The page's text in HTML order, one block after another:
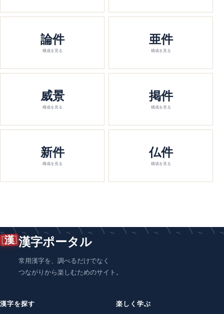
論件
構成を見る
亜件
構成を見る
威景
構成を見る
掲件
構成を見る
新件
構成を見る
仏件
構成を見る
漢 漢字ポータル
常用漢字を、調べるだけでなく
つながりから楽しむためのサイト。
漢字を探す 楽しく学ぶ